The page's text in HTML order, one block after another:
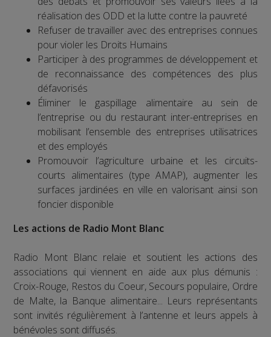
réalisation des ODD et la lutte contre la pauvreté
Refuser de travailler avec des entreprises connues
pour violer les Droits Humains
Participer à des programmes de développement et
de reconnaissance des compétences des plus
défavorisés
Éliminer le gaspillage alimentaire au sein de
l’entreprise ou du restaurant inter-entreprises en
mobilisant l’ensemble des entreprises utilisatrices
et des employés
Promouvoir l’agriculture urbaine et les circuits-
courts alimentaires (type AMAP), augmenter les
surfaces jardinées en ville en valorisant ainsi son
foncier disponible
Les actions de Radio Mont Blanc
Radio Mont Blanc relaie et soutient les actions des
associations qui viennent en aide aux plus démunis :
Croix-Rouge, Restos du Coeur, Secours populaire, Ordre
de Malte, la Banque alimentaire... Leurs représentants
sont invités régulièrement à l’antenne et leurs appels à
bénévoles sont diffusés.